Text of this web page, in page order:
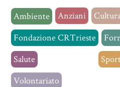
Ambiente Anziani
Fondazione CRTrieste
Salute
Volontariato